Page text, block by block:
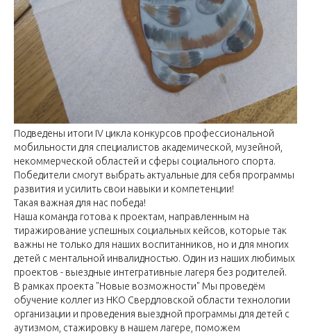
Подведены итоги IV цикла конкурсов профессиональной
мобильности для специалистов академической, музейной,
некоммерческой областей и сферы социального спорта.
Победители смогут выбрать актуальные для себя программы
развития и усилить свои навыки и компетенции!
Такая важная для нас победа!
Наша команда готова к проектам, направленным на
тиражирование успешных социальных кейсов, которые так
важны не только для наших воспитанников, но и для многих
детей с ментальной инвалидностью. Один из наших любимых
проектов - выездные интегративные лагеря без родителей.
В рамках проекта "Новые возможности" Мы проведём
обучение коллег из НКО Свердловской области технологии
организации и проведения выездной программы для детей с
аутизмом, стажировку в нашем лагере, поможем